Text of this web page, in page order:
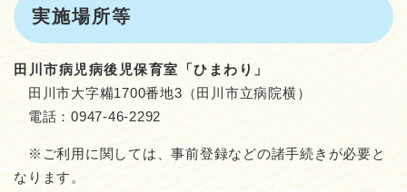
実施場所等
田川市病児病後児保育室「ひまわり」
田川市大字糒1700番地3（田川市立病院横）
電話：0947-46-2292
※ご利用に関しては、事前登録などの諸手続きが必要と
なります。